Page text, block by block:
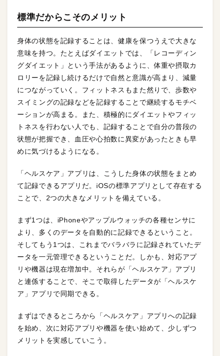
標準だからこそのメリット
身体の状態を記録することは、健康を保つうえで大きな
意味を持つ。たとえばダイエットでは、「レコーディン
グダイエット」という手法があるように、体重や摂取カ
ロリーを記録し続けるだけで自然と意識が高まり、減量
につながっていく。フィットネスもまた然りで、歩数や
スイミングの記録などを記録することで継続するモチベ
ーションが高まる。また、積極的にダイエットやフィッ
トネスを行わない人でも、記録することで自分の普段の
状態が把握でき、血圧や心拍数に異変があったときも早
めに気づけるようになる。
「ヘルスケア」アプリは、こうした身体の状態をまとめ
て記録できるアプリだ。iOSの標準アプリとして存在する
ことで、2つの大きなメリットを備えている。
まず1つは、iPhoneやアップルウォッチの各種センサに
より、多くのデータを自動的に記録できるということ。
そしてもう1つは、これまでバラバラに記録されていたデ
ータを一元管理できるということだ。しかも、対応アプ
リや機器は現在増加中。それらが「ヘルスケア」アプリ
と連係することで、そこで取得したデータが「ヘルスケ
ア」アプリで同期できる。
まずはできるところから「ヘルスケア」アプリへの記録
を始め、次に対応アプリや機器を使い始めて、少しずつ
メリットを実感していこう。